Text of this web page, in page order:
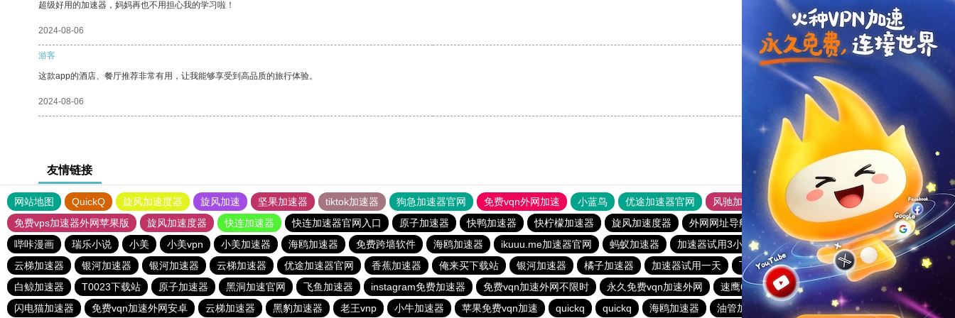
超级好用的加速器，妈妈再也不用担心我的学习啦！
2024-08-06 支持 [0] 反对 [0]
游客
这款app的酒店、餐厅推荐非常有用，让我能够享受到高品质的旅行体验。
2024-08-06 支持
友情链接
网站地图 QuickQ 旋风加速度器 旋风加速 坚果加速器 tiktok加速器 狗急加速器官网 免费vqn外网加速 小蓝鸟 优途加速器官网 风驰加速器
旋风加速器
免费vps加速器外网苹果版
旋风加速度器 快连加速器 快连加速器官网入口 原子加速器 快鸭加速器 快柠檬加速器 旋风加速度器 外网网址导航 软件中心 雷霆加速
狂飙加速器
哔咔漫画
瑞乐小说 小美 小美vpn 小美加速器 海鸥加速器 免费跨墙软件 海鸥加速器 ikuuu.me加速器官网 蚂蚁加速器 加速器试用3小时 极光aurora加速器
银河加速器
云梯加速器
银河加速器 银河加速器 云梯加速器 优途加速器官网 香蕉加速器 俺来买下载站 银河加速器 橘子加速器 加速器试用一天 飞鱼加速器 小熊加速器
旋风加速度器
白鲸加速器
T0023下载站 原子加速器 黑洞加速官网 飞鱼加速器 instagram免费加速器 免费vqn加速外网不限时 永久免费vqn加速外网 速鹰666 加速器试用七天
INS下载站
闪电猫加速器
免费vqn加速外网安卓 云梯加速器 黑豹加速器 老王vnp 小牛加速器 苹果免费vqn加速 quickq quickq 海鸥加速器 油管加速器 慧通下载站 白鲸加速器